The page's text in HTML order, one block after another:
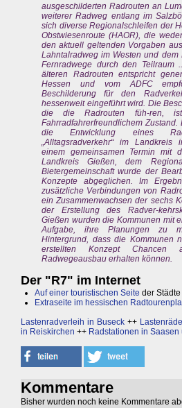
ausgeschilderten Radrouten an
weiterer Radweg entlang im
sich diverse Regionalschleifen der
Obstwiesenroute (HAOR), die
den aktuell geltenden Vorgaben
Lahntalradweg im Westen und
Fernradwege durch den Teilraum
älteren Radrouten entspricht
Hessen und vom ADFC
Beschilderung für den
hessenweit eingeführt wird. Die
die die Radrouten füh-ren,
Fahrradfahrerfreundlichem
die Entwicklung eines
„Alltagsradverkehr“ im
einem gemeinsamen Termin mit
Landkreis Gießen, dem
Bietergemeinschaft wurde der
Konzepte abgeglichen. Im
zusätzliche Verbindungen von
ein Zusammenwachsen der sechs
der Erstellung des Radver-
Gießen wurden die Kommunen mit
Aufgabe, ihre Planungen zu
Hintergrund, dass die Kommunen
erstellten Konzept Chancen
Radwegeausbau erhalten können.
Der "R7" im Internet
Auf einer touristischen Seite der
Extraseite im hessischen
Lastenradverleih in Buseck++
in Reiskirchen ++ Radstationen in
Kommentare
Bisher wurden noch keine Kommentare